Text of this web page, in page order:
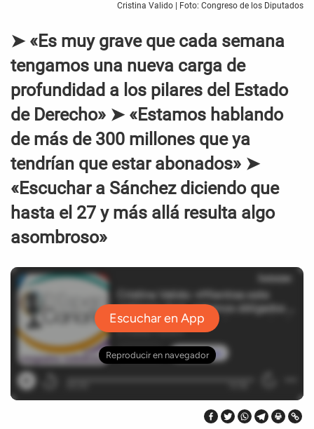
Cristina Valido | Foto: Congreso de los Diputados
➤ «Es muy grave que cada semana
tengamos una nueva carga de
profundidad a los pilares del Estado
de Derecho» ➤ «Estamos hablando
de más de 300 millones que ya
tendrían que estar abonados» ➤
«Escuchar a Sánchez diciendo que
hasta el 27 y más allá resulta algo
asombroso»